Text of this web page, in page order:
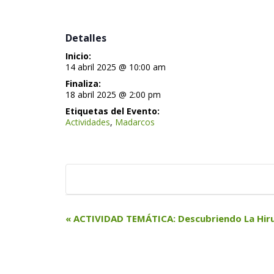
Detalles
Inicio:
14 abril 2025 @ 10:00 am
Finaliza:
18 abril 2025 @ 2:00 pm
Etiquetas del Evento:
Actividade, Madarco
N
« ACTIVIDAD TEMÁTICA: Descubriendo La